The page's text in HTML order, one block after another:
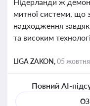
митної системи, що
надходження
та високим
LIGA ZAKON,05
Повний AI-